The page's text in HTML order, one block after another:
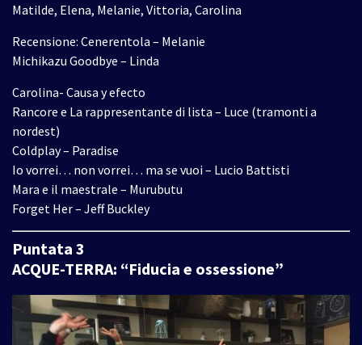
Matilde, Elena, Melanie, Vittoria, Carolina
Recensione: Cenerentola – Melanie
Michikazu Goodbye – Linda
Carolina- Causa y efecto
Rancore e La rappresentante di lista – Luce (tramonti a
nordest)
Coldplay – Paradise
Io vorrei… non vorrei… ma se vuoi – Lucio Battisti
Mara e il maestrale – Murubutu
Forget Her – Jeff Buckley
Puntata 3
ACQUE-TERRA: “Fiducia e ossessione”